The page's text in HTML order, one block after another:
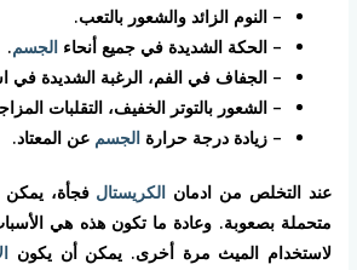
– النوم الزائد والشعور بالتعب.
– الحكة الشديدة في جميع أنحاءالجسم.
– الجفاف في الفم، الرغبة الشديدة في
– الشعور بالتوتر الخفيف، التقلبات
– زيادة درجة حرارةالجسم عن المعتاد.
عند التخلص من ادمان الكريستال فجأة،
متحملة بصعوبة. وعادة ما تكون هذه هي
لاستخدام الميث مرة أخرى. يمكن أن يكون